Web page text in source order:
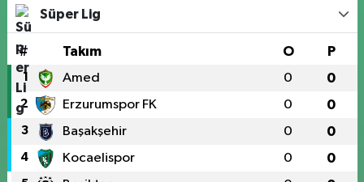
Süper Lig
# Takım O P
1 Amed 0 0
2 Erzurumspor FK 0 0
3 Başakşehir 0 0
4 Kocaelispor 0 0